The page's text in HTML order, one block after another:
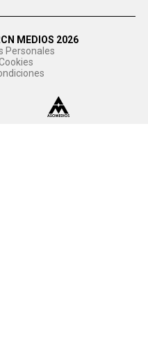
MEDIOS 2026
Personales